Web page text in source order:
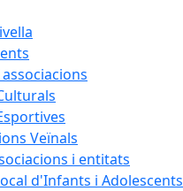
Veïnals
i entitats
d'Infants i Adolescents